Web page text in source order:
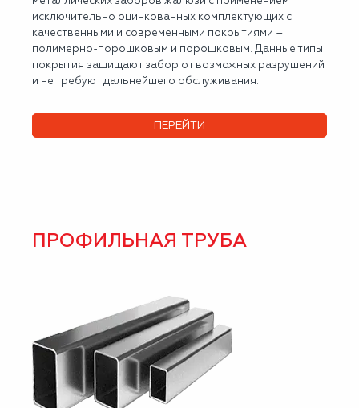
исключительно оцинкованных комплектующих с
качественными и современными покрытиями –
полимерно-порошковым и порошковым. Данные типы
покрытия защищают забор от возможных разрушений
и не требуют дальнейшего обслуживания.
ПЕРЕЙТИ
ПРОФИЛЬНАЯ ТРУБА